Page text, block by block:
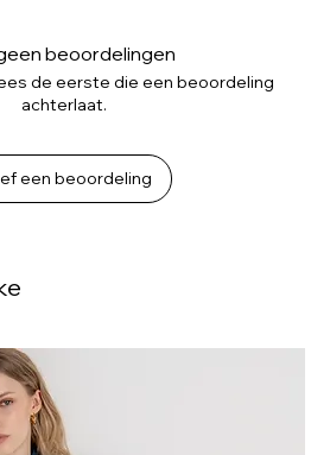
beoordelingen
de eerste die een beoordeling
achterlaat.
een beoordeling